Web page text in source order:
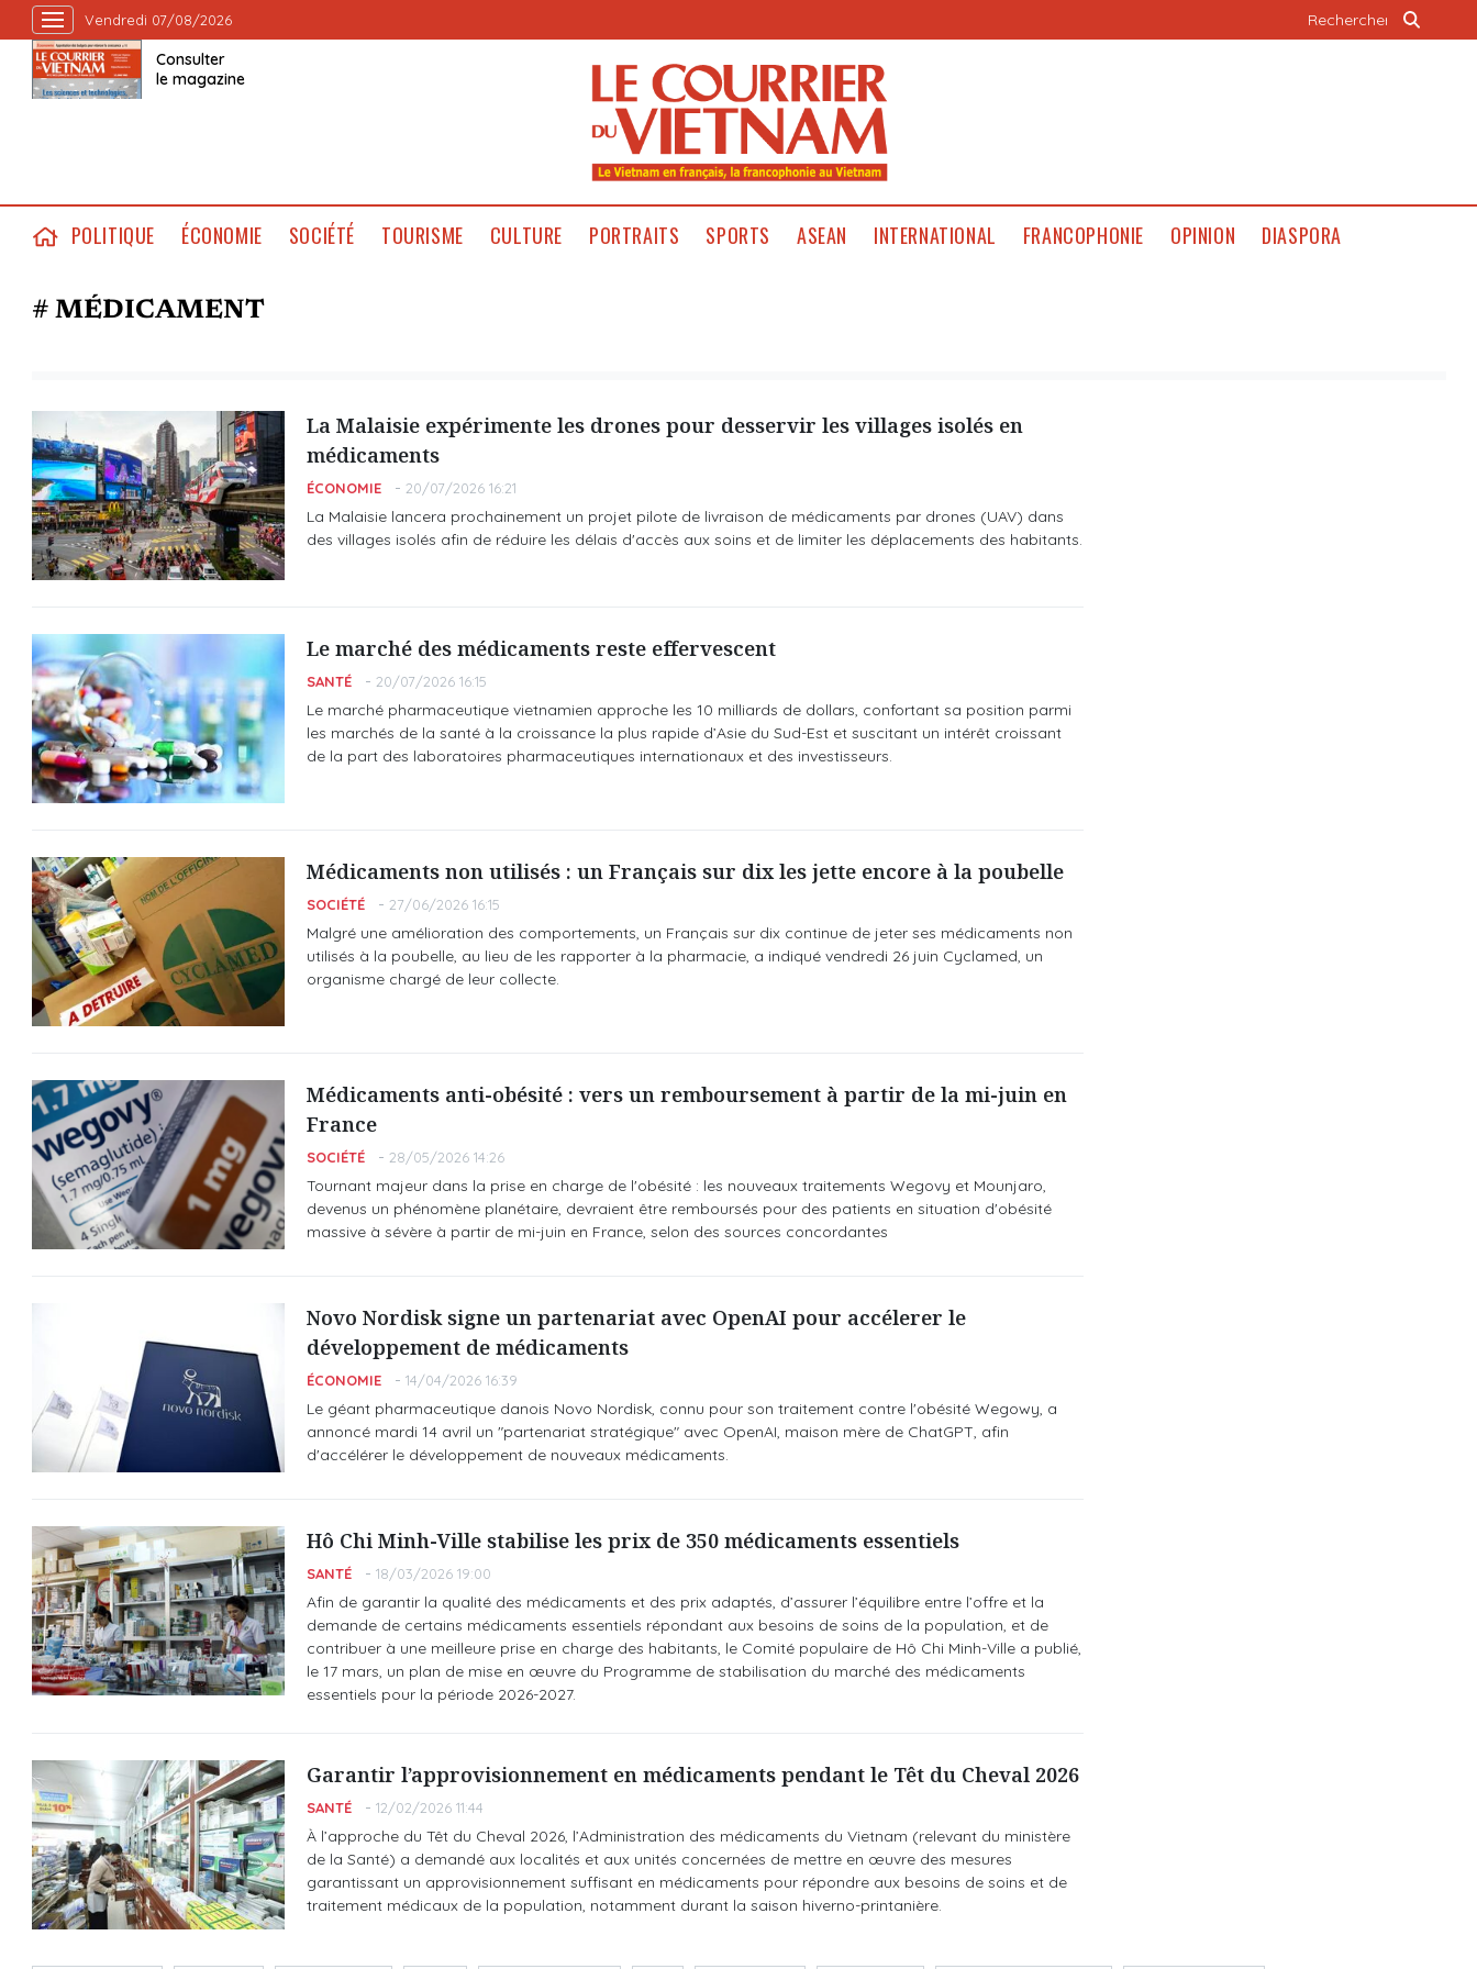
Vendredi 07/08/2026
Consulter
le magazine
POLITIQUE ÉCONOMIE SOCIÉTÉ TOURISME CULTURE PORTRAITS SPORTS ASEAN INTERNATIONAL FRANCOPHONIE OPINION DIASPORA
# MÉDICAMENT
La Malaisie expérimente les drones pour desservir les villages isolés en
médicaments
ÉCONOMIE 20/07/2026 16:21
La Malaisie lancera prochainement un projet pilote de livraison de médicaments par drones (UAV) dans
des villages isolés afin de réduire les délais d'accès aux soins et de limiter les déplacements des habitants.
Le marché des médicaments reste effervescent
SANTÉ 20/07/2026 16:15
Le marché pharmaceutique vietnamien approche les 10 milliards de dollars, confortant sa position parmi
les marchés de la santé à la croissance la plus rapide d’Asie du Sud-Est et suscitant un intérêt croissant
de la part des laboratoires pharmaceutiques internationaux et des investisseurs.
Médicaments non utilisés : un Français sur dix les jette encore à la poubelle
SOCIÉTÉ 27/06/2026 16:15
Malgré une amélioration des comportements, un Français sur dix continue de jeter ses médicaments non
utilisés à la poubelle, au lieu de les rapporter à la pharmacie, a indiqué vendredi 26 juin Cyclamed, un
organisme chargé de leur collecte.
Médicaments anti-obésité : vers un remboursement à partir de la mi-juin en
France
SOCIÉTÉ 28/05/2026 14:26
Tournant majeur dans la prise en charge de l'obésité : les nouveaux traitements Wegovy et Mounjaro,
devenus un phénomène planétaire, devraient être remboursés pour des patients en situation d'obésité
massive à sévère à partir de mi-juin en France, selon des sources concordantes
Novo Nordisk signe un partenariat avec OpenAI pour accélerer le
développement de médicaments
ÉCONOMIE 14/04/2026 16:39
Le géant pharmaceutique danois Novo Nordisk, connu pour son traitement contre l'obésité Wegowy, a
annoncé mardi 14 avril un "partenariat stratégique" avec OpenAI, maison mère de ChatGPT, afin
d'accélérer le développement de nouveaux médicaments.
Hô Chi Minh-Ville stabilise les prix de 350 médicaments essentiels
SANTÉ 18/03/2026 19:00
Afin de garantir la qualité des médicaments et des prix adaptés, d’assurer l’équilibre entre l’offre et la
demande de certains médicaments essentiels répondant aux besoins de soins de la population, et de
contribuer à une meilleure prise en charge des habitants, le Comité populaire de Hô Chi Minh-Ville a publié,
le 17 mars, un plan de mise en œuvre du Programme de stabilisation du marché des médicaments
essentiels pour la période 2026-2027.
Garantir l’approvisionnement en médicaments pendant le Têt du Cheval 2026
SANTÉ 12/02/2026 11:44
À l’approche du Têt du Cheval 2026, l’Administration des médicaments du Vietnam (relevant du ministère
de la Santé) a demandé aux localités et aux unités concernées de mettre en œuvre des mesures
garantissant un approvisionnement suffisant en médicaments pour répondre aux besoins de soins et de
traitement médicaux de la population, notamment durant la saison hiverno-printanière.